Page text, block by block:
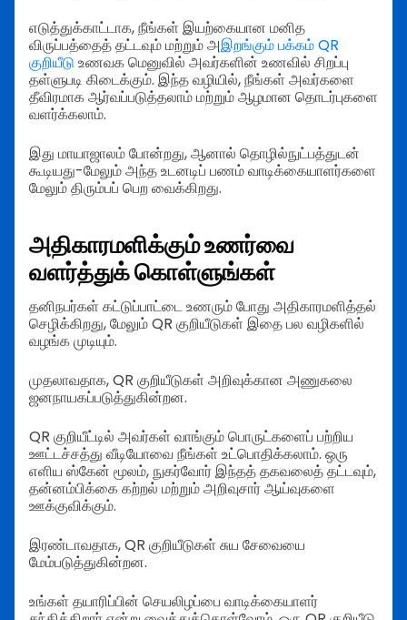
எடுத்துக்காட்டாக, நீங்கள் இயற்கையான மனித
விருப்பத்தைத் தட்டவும் மற்றும் அஇறங்கும் பக்கம் QR
குறியீடு உணவக மெனுவில் அவர்களின் உணவில் சிறப்பு
தள்ளுபடி கிடைக்கும். இந்த வழியில், நீங்கள் அவர்களை
தீவிரமாக ஆர்வப்படுத்தலாம் மற்றும் ஆழமான தொடர்புகளை
வளர்க்கலாம்.
இது மாயாஜாலம் போன்றது, ஆனால் தொழில்நுட்பத்துடன்
கூடியது-மேலும் அந்த உடனடிப் பணம் வாடிக்கையாளர்களை
மேலும் திரும்பப் பெற வைக்கிறது.
அதிகாரமளிக்கும் உணர்வை
வளர்த்துக் கொள்ளுங்கள்
தனிநபர்கள் கட்டுப்பாட்டை உணரும் போது அதிகாரமளித்தல்
செழிக்கிறது, மேலும் QR குறியீடுகள் இதை பல வழிகளில்
வழங்க முடியும்.
முதலாவதாக, QR குறியீடுகள் அறிவுக்கான அணுகலை
ஜனநாயகப்படுத்துகின்றன.
QR குறியீட்டில் அவர்கள் வாங்கும் பொருட்களைப் பற்றிய
ஊட்டச்சத்து வீடியோவை நீங்கள் உட்பொதிக்கலாம். ஒரு
எளிய ஸ்கேன் மூலம், நுகர்வோர் இந்தத் தகவலைத் தட்டவும்,
தன்னம்பிக்கை கற்றல் மற்றும் அறிவுசார் ஆய்வுகளை
ஊக்குவிக்கும்.
இரண்டாவதாக, QR குறியீடுகள் சுய சேவையை
மேம்படுத்துகின்றன.
உங்கள் தயாரிப்பின் செயலிழப்பை வாடிக்கையாளர்